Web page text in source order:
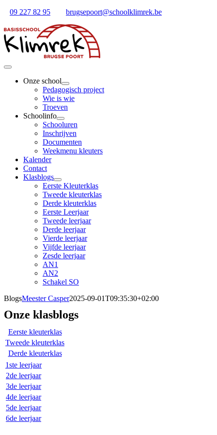
Ga
inhoud
09 227 82 95 brugsepoort@schoolklimrek.be
Toggle
NavigationOnze school
Pedagogisch project
Wie is wie
Troeven
Schoolinfo
Schooluren
Inschrijven
Documenten
Weekmenu kleuters
Kalender
Contact
Klasblogs
Eerste Kleuterklas
Tweede kleuterklas
Derde kleuterklas
Eerste Leerjaar
Tweede leerjaar
Derde leerjaar
Vierde leerjaar
Vijfde leerjaar
Zesde leerjaar
AN1
AN2
Schakel SO
BlogsMeester Casper2025-09-01T09:35:30+02:00
Onze klasblogs
Eerste kleuterklas
Tweede kleuterklas
Derde kleuterklas
1ste leerjaar
2de leerjaar
3de leerjaar
4de leerjaar
5de leerjaar
6de leerjaar